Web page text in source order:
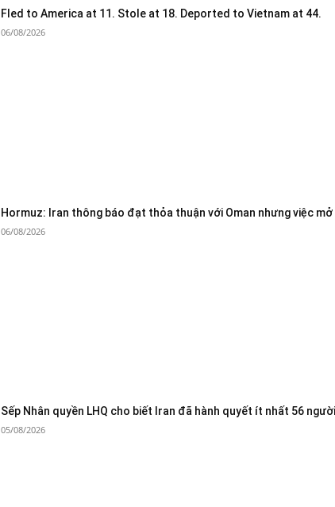
Fled to America at 11. Stole at 18. Deported to Vietnam at 44.
06/08/2026
Hormuz: Iran thông báo đạt thỏa thuận với Oman nhưng việc
06/08/2026
Sếp Nhân quyền LHQ cho biết Iran đã hành quyết ít nhất 56
05/08/2026